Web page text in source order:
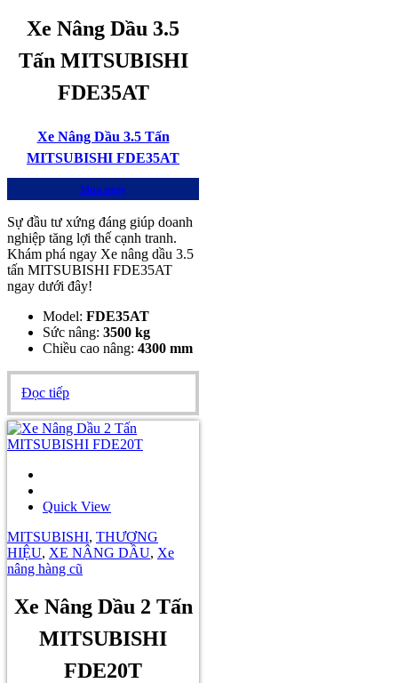
Xe Nâng Dầu 3.5
Tấn MITSUBISHI
FDE35AT
Xe Nâng Dầu 3.5 Tấn
MITSUBISHI FDE35AT
Mua ngay
Sự đầu tư xứng đáng giúp doanh
nghiệp tăng lợi thế cạnh tranh.
Khám phá ngay Xe nâng dầu 3.5
tấn MITSUBISHI FDE35AT
ngay dưới đây!
Model: FDE35AT
Sức nâng: 3500 kg
Chiều cao nâng: 4300 mm
Đọc tiếp
Quick View
MITSUBISHI, THƯƠNG
HIỆU, XE NÂNG DẦU, Xe
nâng hàng cũ
Xe Nâng Dầu 2 Tấn
MITSUBISHI
FDE20T